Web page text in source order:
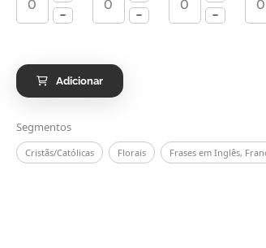
Adicionar
Segmentos
Cristãs/Católicas Florais Frases em Inglês,